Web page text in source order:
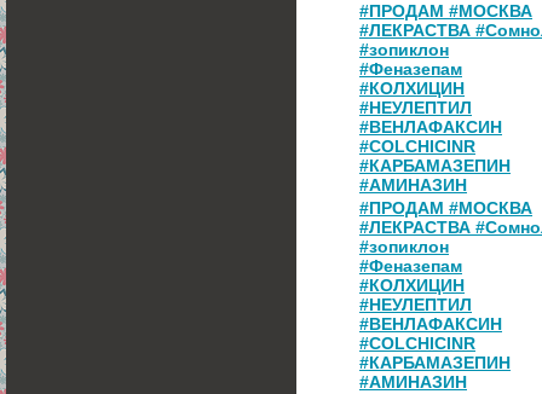
#ПРОДАМ #МОСКВА
#ЛЕКРАСТВА
#зопиклон
#Феназепам
#КОЛХИЦИН
#НЕУЛЕПТИЛ
#ВЕНЛАФАКСИН
#COLCHICINR
#КАРБАМАЗЕПИН
#АМИНАЗИН
#ПРОДАМ #МОСКВА
#ЛЕКРАСТВА
#зопиклон
#Феназепам
#КОЛХИЦИН
#НЕУЛЕПТИЛ
#ВЕНЛАФАКСИН
#COLCHICINR
#КАРБАМАЗЕПИН
#АМИНАЗИН